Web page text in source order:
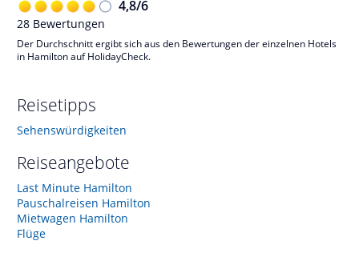
4,8/6
28 Bewertungen
Der Durchschnitt ergibt sich aus den Bewertungen der einzelnen Hotels
in Hamilton auf HolidayCheck.
Reisetipps
Sehenswürdigkeiten
Reiseangebote
Last Minute Hamilton
Pauschalreisen Hamilton
Mietwagen Hamilton
Flüge